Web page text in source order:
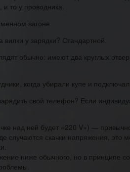
и то у проводника.
вагоне
у зарядки? Стандартной.
обычно: имеют два круглых
когда убирали купе и
свой телефон? Если
над ней будет «220 V») —
случаются скачки напряжения, это
ниже обычного, но в принципе